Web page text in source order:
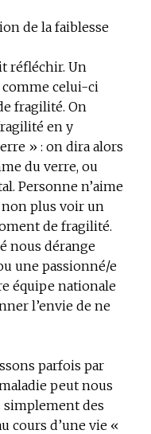
de la faiblesse
réfléchir. Un
celui-ci
fragilité. On
en y
» : on dira alors
du verre, ou
Personne n’aime
non plus voir un
de fragilité.
nous dérange
une passionné/e
équipe nationale
l’envie de ne
parfois par
peut nous
simplement des
cours d’une vie «